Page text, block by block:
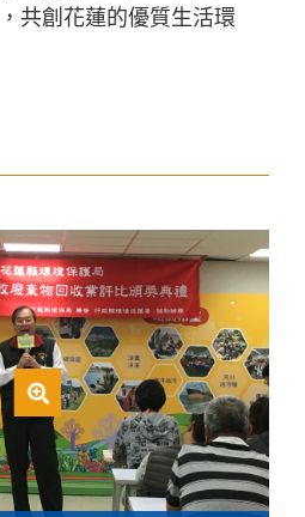
共創花蓮的優質生活環